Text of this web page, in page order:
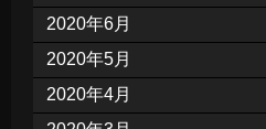
2020年6月
2020年5月
2020年4月